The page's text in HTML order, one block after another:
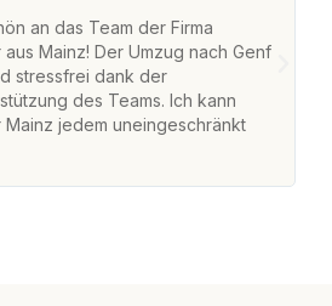
an das Team der Firma
Mainz! Der Umzug nach Genf
stressfrei dank der
des Teams. Ich kann
Mainz jedem uneingeschränkt